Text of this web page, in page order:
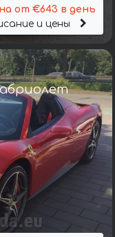
от €643 в день
и цены